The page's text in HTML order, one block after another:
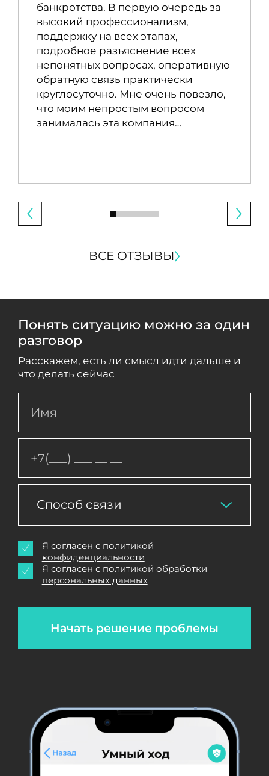
банкротства. В первую очередь за
высокий профессионализм,
поддержку на всех этапах,
подробное разъяснение всех
непонятных вопросах, оперативную
обратную связь практически
круглосуточно. Мне очень повезло,
что моим непростым вопросом
занималась эта компания…
ВСЕ ОТЗЫВЫ
Понять ситуацию можно за один
разговор
Расскажем, есть ли смысл идти дальше и
что делать сейчас
Способ связи
Начать решение проблемы
Я согласен с политикой
конфиденциальности
Я согласен с политикой обработки
персональных данных